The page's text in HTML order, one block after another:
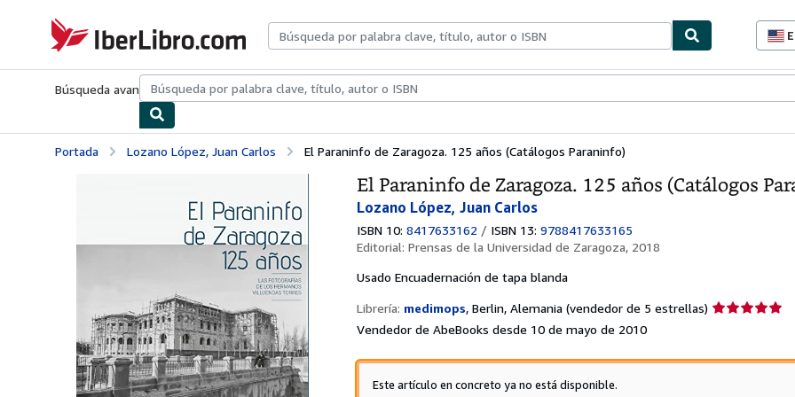
IberLibro.com
Búsqueda avanzadaColecciones Libros antiguosArte y coleccionismo
Portada Lozano López, Juan Carlos El Paraninfo de Zaragoza. 125 años (Catálogos Paraninfo)
El Paraninfo de Zaragoza. 125 años (Catálogos
Lozano López, Juan Carlos
ISBN 10: 8417633162 / ISBN 13: 9788417633165
Editorial: Prensas de la Universidad de Zaragoza, 2018
Usado Encuadernación de tapa blanda
Librería: medimops, Berlin, Alemania (vendedor de 5 estrellas) Calificación
5
Vendedor de AbeBooks desde 10 de mayo de 2010
Este artículo en concreto ya no está disponible.